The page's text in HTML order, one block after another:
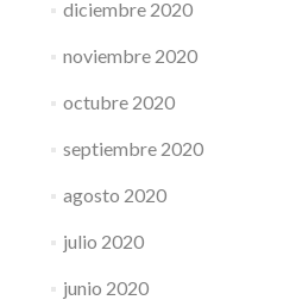
diciembre 2020
noviembre 2020
octubre 2020
septiembre 2020
agosto 2020
julio 2020
junio 2020